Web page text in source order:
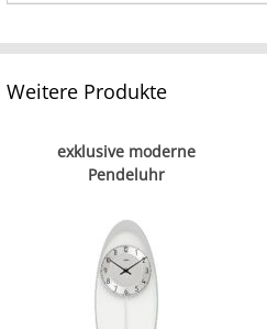
Weitere Produkte
exklusive moderne
Pendeluhr